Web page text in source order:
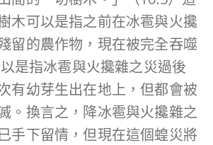
木可以是指之前在冰雹與火攙
留的農作物，現在被完全吞噬
以是指冰雹與火攙雜之災過後
有幼芽生出在地上，但都會被
。換言之，降冰雹與火攙雜之
手下留情，但現在這個蝗災將